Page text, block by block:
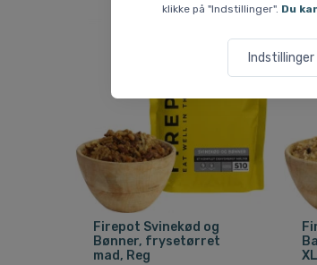
klikke på "Indstillinger". Du
Indstillinger
Firepot Svinekød og
Bønner, frysetørret
mad, Reg
XL